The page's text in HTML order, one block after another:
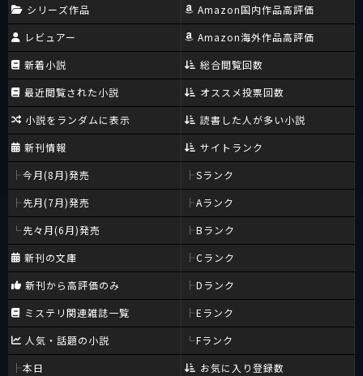
シリーズ作品
レビュアー
新着小説
最近閲覧された小説
小説をランダムに表示
新刊情報
今月(8月)発売
先月(7月)発売
先々月(6月)発売
新刊の文庫
新刊から高評価のみ
ミステリ関連雑誌一覧
人気・話題の小説
本日
Amazon国内作品高評価
Amazon海外作品高評価
総合閲覧回数
オススメ投票回数
読書した人が多い小説
サイトランク
Sランク
Aランク
Bランク
Cランク
Dランク
Eランク
Fランク
お気に入り登録数